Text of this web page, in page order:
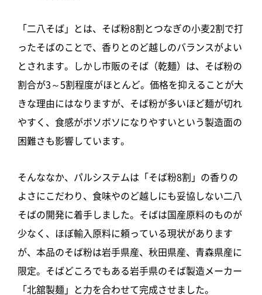
「二八そば」とは、そば粉8割とつなぎの小麦2割で打
ったそばのことで、香りとのど越しのバランスがよい
とされます。しかし市販のそば（乾麺）は、そば粉の
割合が3～5割程度がほとんど。価格を抑えることが大
きな理由にはなりますが、そば粉が多いほど麺が切れ
やすく、食感がボソボソになりやすいという製造面の
困難さも影響しています。
そんななか、パルシステムは「そば粉8割」の香りの
よさにこだわり、食味やのど越しにも妥協しない二八
そばの開発に着手しました。そばは国産原料のものが
少なく、ほぼ輸入原料に頼っている現状があります
が、本品のそば粉は岩手県産、秋田県産、青森県産に
限定。そばどころでもある岩手県のそば製造メーカー
「北舘製麺」と力を合わせて完成させました。